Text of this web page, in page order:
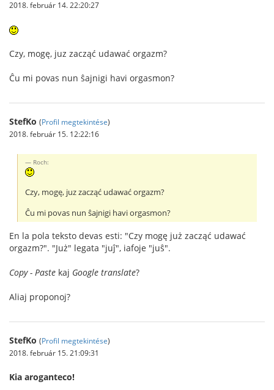
2018. február 14. 22:20:27
Czy, mogę, juz zacząć udawać orgazm?
Ĉu mi povas nun ŝajnigi havi orgasmon?
StefKo (Profil megtekintése)
2018. február 15. 12:22:16
Roch:
Czy, mogę, juz zacząć udawać orgazm?
Ĉu mi povas nun ŝajnigi havi orgasmon?
En la pola teksto devas esti: "Czy mogę już zacząć udawać
orgazm?". "Już" legata "juĵ", iafoje "juŝ".
Copy - Paste kaj Google translate?
Aliaj proponoj?
StefKo (Profil megtekintése)
2018. február 15. 21:09:31
Kia aroganteco!